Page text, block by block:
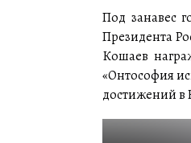
Под занавес
Президента
Кошаев
«Онтософия
достижений в